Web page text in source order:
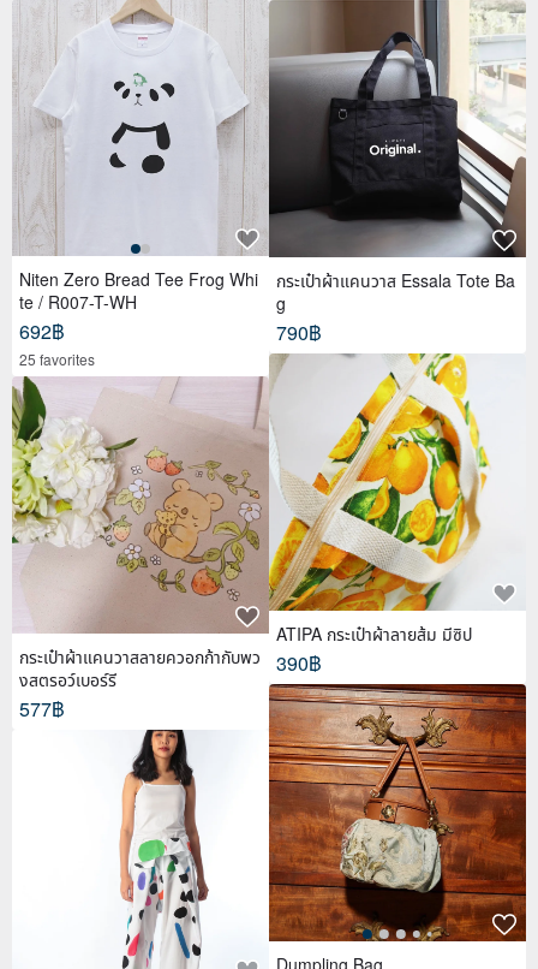
Niten Zero Bread Tee Frog Whi
te / R007-T-WH
692฿
25 favorites
กระเป๋าผ้าแคนวาสลายควอกก้ากับพว
งสตรอว์เบอร์รี
577฿
กระเป๋าผ้าแคนวาส Essala Tote Ba
g
790฿
ATIPA กระเป๋าผ้าลายส้ม มีซิป
390฿
Dumpling Bag